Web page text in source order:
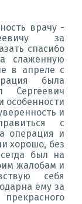
врачу -
за
спасибо
слаженную
в апреле с
была
Сергеевич
особенности
и
с
операция и
хорошо, без
был на
жалобам и
себя
ему за